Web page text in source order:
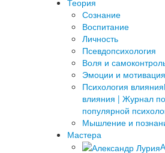
Теория
Сознание
Воспитание
Личность
Псевдопсихология
Воля и
Эмоции и мотивация
Психология влияния
влияния | Журнал
популярной
Мышление и
Мастера